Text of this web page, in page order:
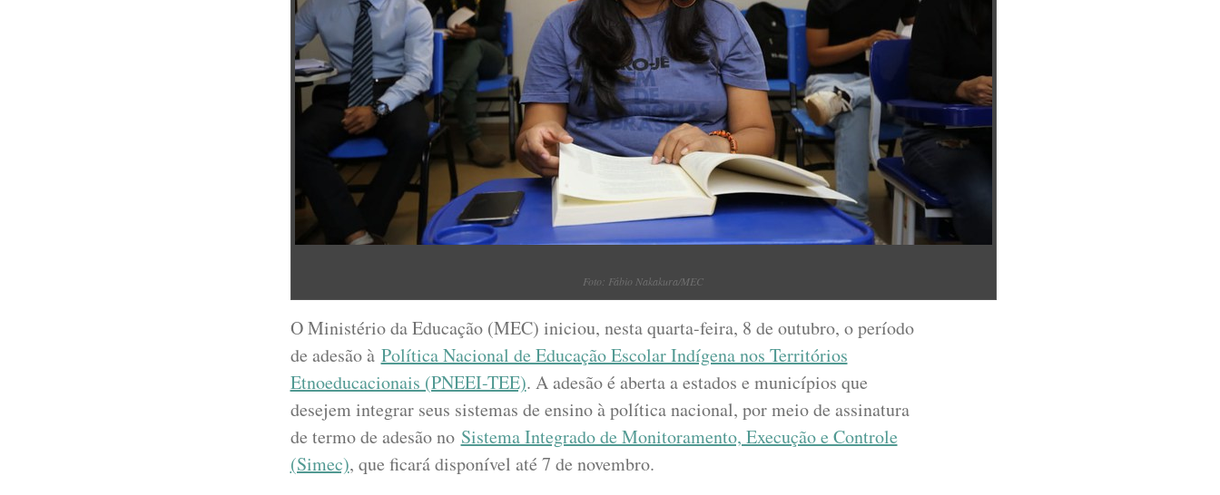
Foto: Fábio Nakakura/MEC
O Ministério da Educação (MEC) iniciou, nesta quarta-feira, 8 de outubro, o período
de adesão à Política Nacional de Educação Escolar Indígena nos Territórios
Etnoeducacionais (PNEEI-TEE). A adesão é aberta a estados e municípios que
desejem integrar seus sistemas de ensino à política nacional, por meio de assinatura
de termo de adesão no Sistema Integrado de Monitoramento, Execução e Controle
(Simec), que ficará disponível até 7 de novembro.